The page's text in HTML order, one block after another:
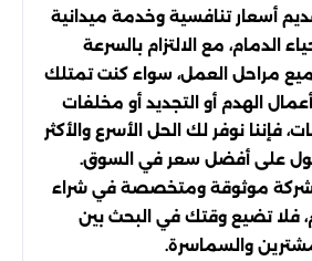
أسعار تنافسية وخدمة ميدانية
الدمام، مع الالتزام بالسرعة
مراحل العمل، سواء كنت تمتلك
الهدم أو التجديد أو مخلفات
فإننا نوفر لك الحل الأسرع والأكثر
على أفضل سعر في السوق.
شركة موثوقة ومتخصصة في شراء
فلا تضيع وقتك في البحث بين
والسماسرة.